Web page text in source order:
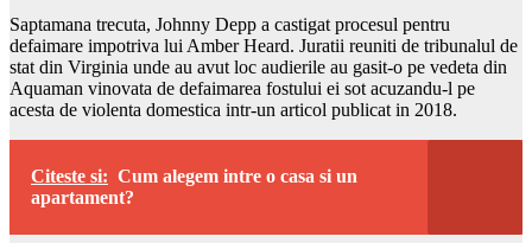
Saptamana trecuta, Johnny Depp a castigat procesul pentru
defaimare impotriva lui Amber Heard. Juratii reuniti de tribunalul de
stat din Virginia unde au avut loc audierile au gasit-o pe vedeta din
Aquaman vinovata de defaimarea fostului ei sot acuzandu-l pe
acesta de violenta domestica intr-un articol publicat in 2018.
Citeste si: Cum alegem intre o casa si un
apartament?